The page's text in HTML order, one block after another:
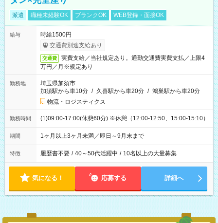
派遣 職種未経験OK ブランクOK WEB登録・面接OK
給与
時給1500円
交通費別途支給あり
交通費
実費支給／当社規定あり。通勤交通費実費支払／上限4
万円／月※規定あり
勤務地
埼玉県加須市
加須駅から車10分 / 久喜駅から車20分 / 鴻巣駅から車20分
物流・ロジスティクス
勤務時間 (1)09:00-17:00(休憩60分) ※休憩（12:00-12:50、15:00-15:10）
期間 1ヶ月以上3ヶ月未満／即日～9月末まで
特徴 履歴書不要 / 40～50代活躍中 / 10名以上の大量募集
気になる！ 応募する 詳細へ